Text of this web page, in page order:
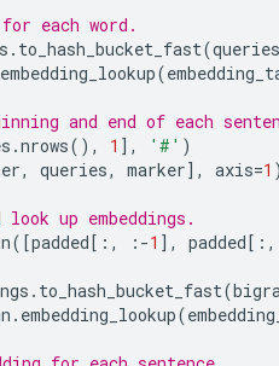
each word.
. to_hash_bucket_fast(queries
embedding_lookup(
and end of each
.nrows(), 1 ], '#' )
, queries, marker], axis=1
up embeddings.
([padded[:, :-1 ], padded[:,
. to_hash_bucket_fast(
. embedding_lookup(